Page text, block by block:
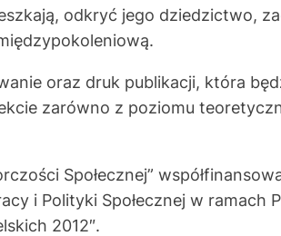
odkryć jego dziedzictwo,
oraz druk publikacji, która
zarówno z poziomu
Społecznej”
i Polityki Społecznej w ramach
2012″.